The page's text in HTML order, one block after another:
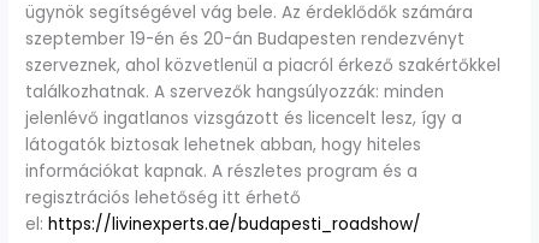
ügynök segítségével vág bele. Az érdeklődők számára
szeptember 19-én és 20-án Budapesten rendezvényt
szerveznek, ahol közvetlenül a piacról érkező szakértőkkel
találkozhatnak. A szervezők hangsúlyozzák: minden
jelenlévő ingatlanos vizsgázott és licencelt lesz, így a
látogatók biztosak lehetnek abban, hogy hiteles
információkat kapnak. A részletes program és a
regisztrációs lehetőség itt érhető
el: https://livinexperts.ae/budapesti_roadshow/